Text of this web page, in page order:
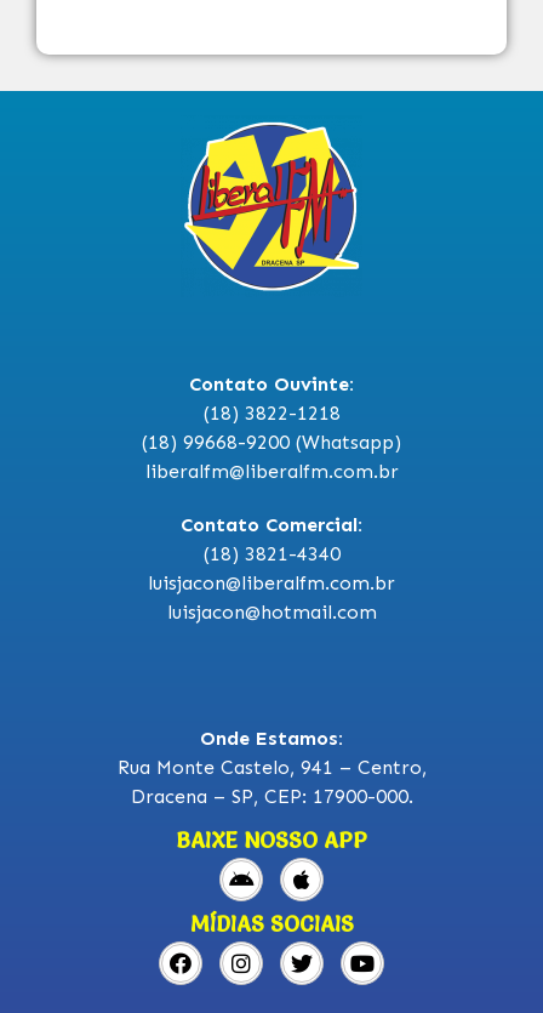
Contato Ouvinte:
(18) 3822-1218
(18) 99668-9200 (Whatsapp)
liberalfm@liberalfm.com.br
Contato Comercial:
(18) 3821-4340
luisjacon@liberalfm.com.br
luisjacon@hotmail.com
Onde Estamos:
Rua Monte Castelo, 941 – Centro,
Dracena – SP, CEP: 17900-000.
BAIXE NOSSO APP
MÍDIAS SOCIAIS